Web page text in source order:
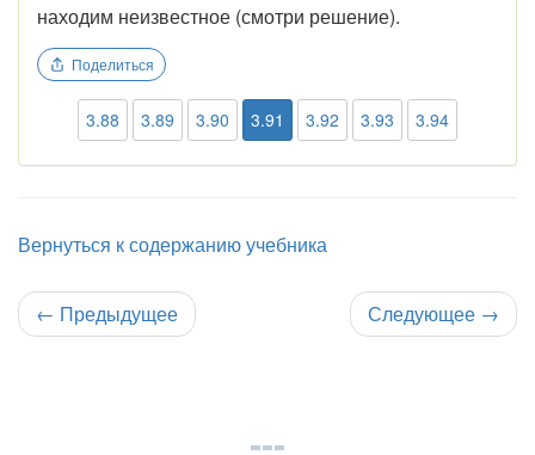
находим неизвестное (смотри решение).
Поделиться
3.88 3.89 3.90 3.91 3.92 3.93 3.94
Вернуться к содержанию учебника
← Предыдущее Следующее →